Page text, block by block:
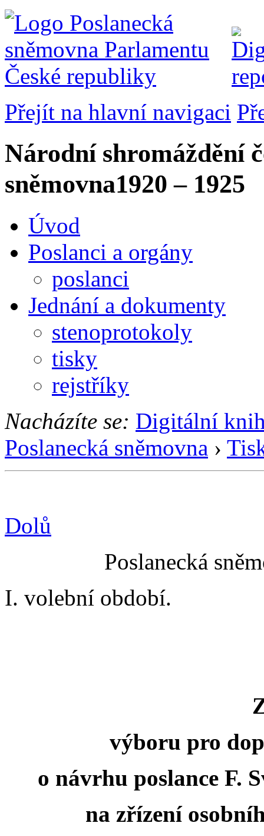
Přejít na hlavní navigaci
Národní shromáždění
sněmovna1920 – 1925
Úvod
Poslanci a orgány
poslanci
Jednání a dokumenty
stenoprotokoly
tisky
rejstříky
Nacházíte se: Digitální
Poslanecká sněmovna ›
Dolů
Poslanecká
I. volební období.
výboru pro
o návrhu poslance F.
na zřízení